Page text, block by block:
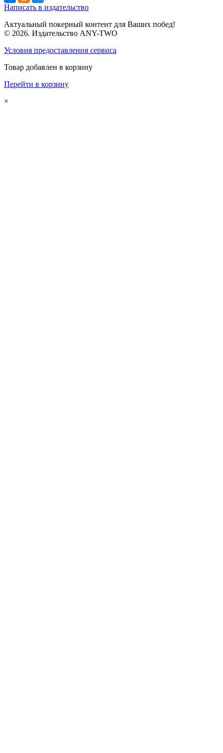
Написать в издательство
Актуальный покерный контент для Ваших побед!
© 2026. Издательство ANY-TWO
Условия предоставления сервиса
Товар добавлен в корзину
Перейти в корзину
×